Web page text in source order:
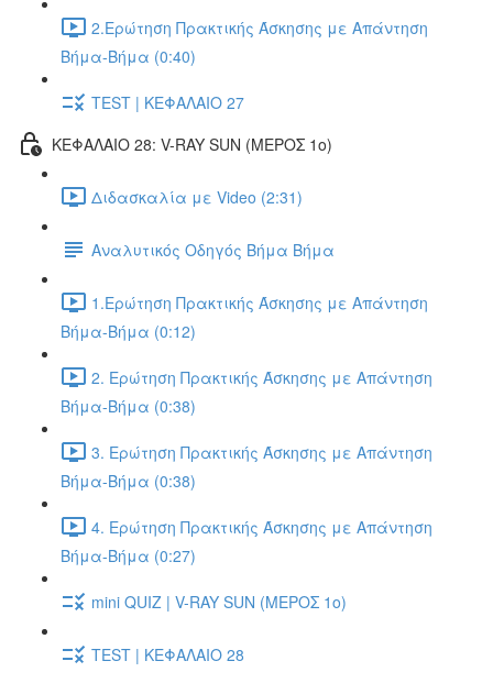
2.Ερώτηση Πρακτικής Άσκησης με Απάντηση
Βήμα-Βήμα (0:40)
TEST | ΚΕΦΑΛΑΙΟ 27
ΚΕΦΑΛΑΙΟ 28: V-RAY SUN (ΜΕΡΟΣ 1o)
Διδασκαλία με Video (2:31)
Αναλυτικός Οδηγός Βήμα Βήμα
1.Ερώτηση Πρακτικής Άσκησης με Απάντηση
Βήμα-Βήμα (0:12)
2. Ερώτηση Πρακτικής Άσκησης με Απάντηση
Βήμα-Βήμα (0:38)
3. Ερώτηση Πρακτικής Άσκησης με Απάντηση
Βήμα-Βήμα (0:38)
4. Ερώτηση Πρακτικής Άσκησης με Απάντηση
Βήμα-Βήμα (0:27)
mini QUIZ | V-RAY SUN (ΜΕΡΟΣ 1o)
TEST | ΚΕΦΑΛΑΙΟ 28